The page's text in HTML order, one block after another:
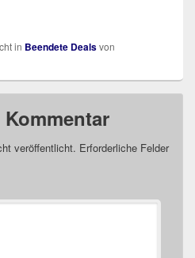
in Beendete Dealsvon
veröffentlicht. Erforderliche Felder